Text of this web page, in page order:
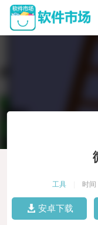
工具 时
安卓下载